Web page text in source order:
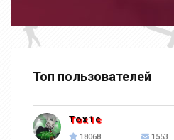
Топ пользователей
Tox1c
18068 1553